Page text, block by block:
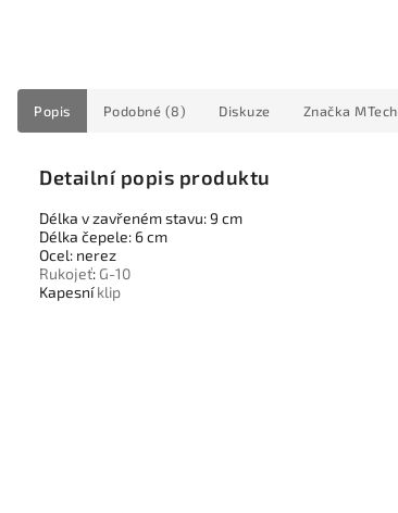
Popis Podobné (8) Diskuze Značka MTech
Detailní popis produktu
Délka v zavřeném stavu: 9 cm
Délka čepele: 6 cm
Ocel: nerez
Rukojeť: G-10
Kapesníklip